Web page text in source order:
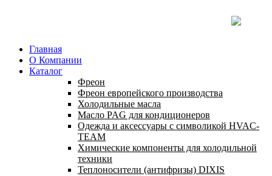
Главная
О Компании
Каталог
Фреон
Фреон европейского производства
Холодильные масла
Масло PAG для кондиционеров
Одежда и аксессуары с символикой HVAC-
TEAM
Химические компоненты для холодильной
техники
Теплоносители (антифризы) DIXIS